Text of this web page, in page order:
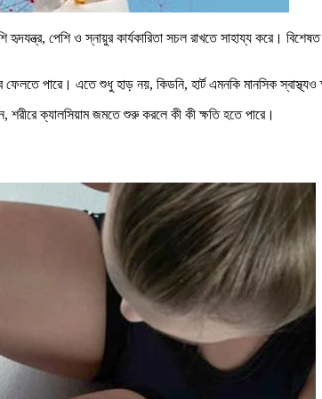
পেশি ও স্নায়ুর কার্যকারিতা সচল রাখতে সাহায্য করে।
ফেলতে পারে। এতে শুধু হাড় নয়, কিডনি, হার্ট এমনকি মানসিক
শরীরে ক্যালসিয়াম জমতে শুরু করলে কী কী ক্ষতি হতে পারে।